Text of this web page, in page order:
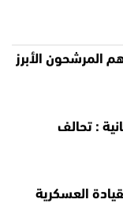
المرشحون الأبرز
: تحالف
العسكرية